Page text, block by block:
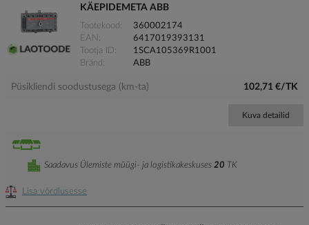
KÄEPIDEMETA ABB
Tootekood
360002174
EAN
6417019393131
Tootja ID
1SCA105369R1001
Bränd
ABB
Püsikliendi soodustusega (km-ta) 102,71 €/TK
Kuva detailid
Lisa võrdlusesse
Saadavus Ülemiste müügi- ja logistikakeskuses 20 TK